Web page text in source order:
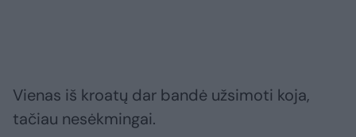
Vienas iš kroatų dar bandė užsimoti koja,
tačiau nesėkmingai.